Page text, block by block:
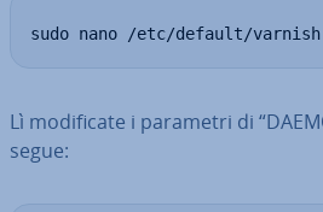
sudo nano /etc/default/varnish
Lì mo­di­fi­ca­te i parametri di
segue: